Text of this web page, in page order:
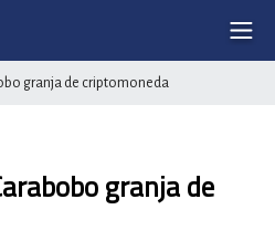
granja de criptomoneda
granja de